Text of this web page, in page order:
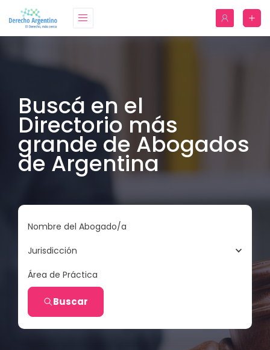
Buscá en el
Directorio más
grande de Abogados
de Argentina
Nombre del Abogado/a
Jurisdicción
Área de Práctica
Buscar